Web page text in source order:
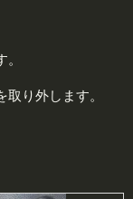
り外します。